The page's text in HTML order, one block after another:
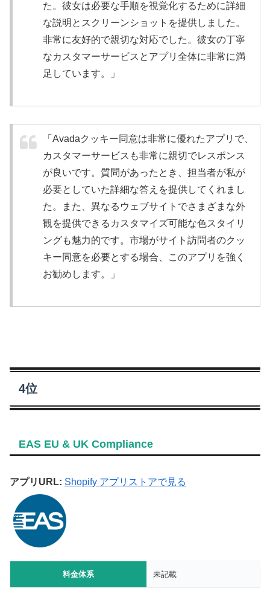
た。彼女は必要な手順を視覚化するために詳細
な説明とスクリーンショットを提供しました。
非常に友好的で親切な対応でした。彼女の丁寧
なカスタマーサービスとアプリ全体に非常に満
足しています。」
「Avadaクッキー同意は非常に優れたアプリで、
カスタマーサービスも非常に親切でレスポンス
が良いです。質問があったとき、担当者が私が
必要としていた詳細な答えを提供してくれまし
た。また、異なるウェブサイトでさまざまな外
観を提供できるカスタマイズ可能な色スタイリ
ングも魅力的です。市場がサイト訪問者のクッ
キー同意を必要とする場合、このアプリを強く
お勧めします。」
4位
EAS EU & UK Compliance
アプリURL: Shopify アプリストアで見る
料金体系 未記載